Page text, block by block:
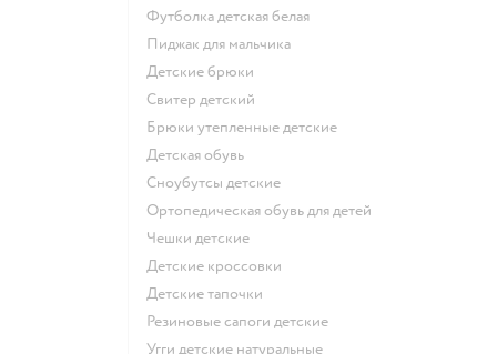
Футболка детская белая
Пиджак для мальчика
Детские брюки
Свитер детский
Брюки утепленные детские
Детская обувь
Сноубутсы детские
Ортопедическая обувь для детей
Чешки детские
Детские кроссовки
Детские тапочки
Резиновые сапоги детские
Угги детские натуральные